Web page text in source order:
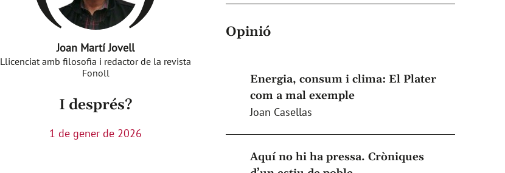
Joan Martí Jovell
Llicenciat amb filosofia i redactor de la revista
Fonoll
I després?
1 de gener de 2026
Opinió
Energia, consum i clima: El Plater
com a mal exemple
Joan Casellas
Aquí no hi ha pressa. Cròniques